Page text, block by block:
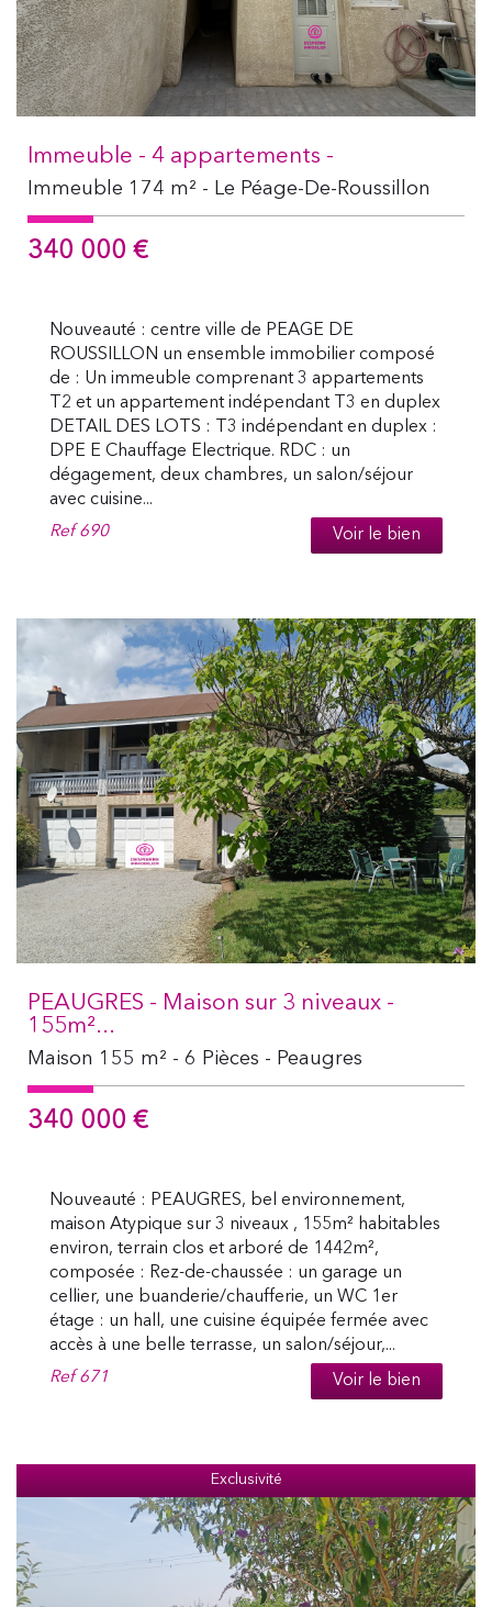
Immeuble - 4 appartements -
Immeuble 174 m² - Le Péage-De-Roussillon
340 000 €
Nouveauté : centre ville de PEAGE DE
ROUSSILLON un ensemble immobilier composé
de : Un immeuble comprenant 3 appartements
T2 et un appartement indépendant T3 en duplex
DETAIL DES LOTS : T3 indépendant en duplex :
DPE E Chauffage Electrique. RDC : un
dégagement, deux chambres, un salon/séjour
avec cuisine...
Ref690 Voir le bien
PEAUGRES - Maison sur 3 niveaux -
155m²...
Maison 155 m² - 6 Pièces - Peaugres
340 000 €
Nouveauté : PEAUGRES, bel environnement,
maison Atypique sur 3 niveaux , 155m² habitables
environ, terrain clos et arboré de 1442m²,
composée : Rez-de-chaussée : un garage un
cellier, une buanderie/chaufferie, un WC 1er
étage : un hall, une cuisine équipée fermée avec
accès à une belle terrasse, un salon/séjour,...
Ref671 Voir le bien
Exclusivité